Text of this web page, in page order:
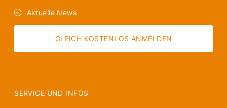
Aktuelle News
GLEICH KOSTENLOS ANMELDEN
SERVICE UND INFOS